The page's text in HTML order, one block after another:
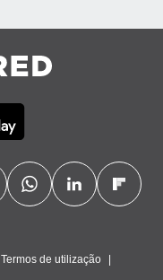
Termos de utilização